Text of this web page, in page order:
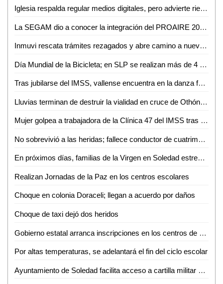
Iglesia respalda regular medios digitales, pero advierte riesgo de caer en el autoritarismo
La SEGAM dio a conocer la integración del PROAIRE 2026-2036 para fortalecer la calidad del aire en la zona metropolitana
Inmuvi rescata trámites rezagados y abre camino a nuevas escrituraciones en Ciudad Valles
Día Mundial de la Bicicleta; en SLP se realizan más de 4 mil 500 viajes diarios
Tras jubilarse del IMSS, vallense encuentra en la danza folclórica una nueva forma de vida
Lluvias terminan de destruir la vialidad en cruce de Othón y Vicente C. Salazar
Mujer golpea a trabajadora de la Clínica 47 del IMSS tras discusión por consulta médica
No sobrevivió a las heridas; fallece conductor de cuatrimoto accidentado en Aquismón
En próximos días, familias de la Virgen en Soledad estrenarán consultorio, purificadora y parque urbano
Realizan Jornadas de la Paz en los centros escolares
Choque en colonia Doraceli; llegan a acuerdo por daños
Choque de taxi dejó dos heridos
Gobierno estatal arranca inscripciones en los centros de desarrollo infantil
Por altas temperaturas, se adelantará el fin del ciclo escolar
Ayuntamiento de Soledad facilita acceso a cartilla militar con jornadas en planteles educativos